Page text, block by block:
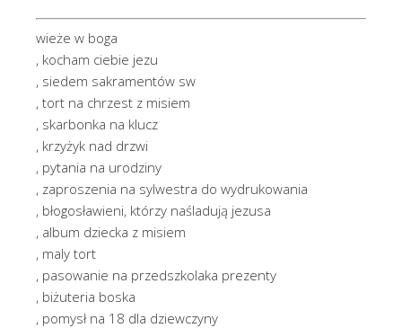
wieże w boga
, kocham ciebie jezu
, siedem sakramentów sw
, tort na chrzest z misiem
, skarbonka na klucz
, krzyżyk nad drzwi
, pytania na urodziny
, zaproszenia na sylwestra do wydrukowania
, błogosławieni, którzy naśladują jezusa
, album dziecka z misiem
, maly tort
, pasowanie na przedszkolaka prezenty
, biżuteria boska
, pomysł na 18 dla dziewczyny